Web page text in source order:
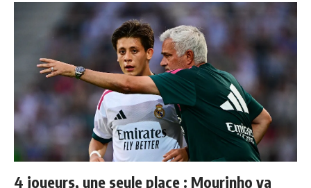
4 joueurs, une seule place : Mourinho va